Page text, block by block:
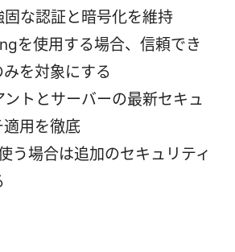
固な認証と暗号化を維持
を使用する場合、信頼でき
を対象にする
トとサーバーの最新セキュ
適用を徹底
う場合は追加のセキュリティ